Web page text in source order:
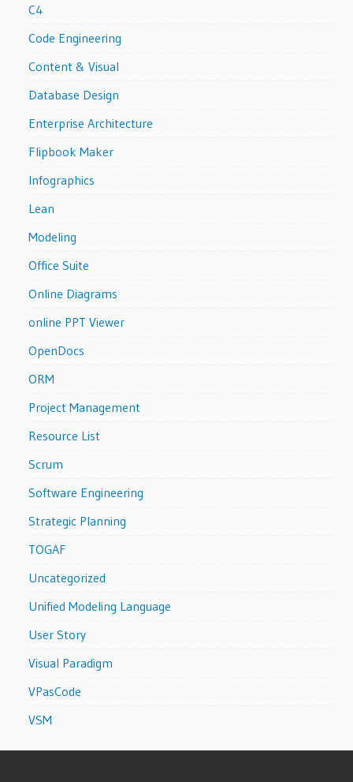
C4
Code Engineering
Content & Visual
Database Design
Enterprise Architecture
Flipbook Maker
Infographics
Lean
Modeling
Office Suite
Online Diagrams
online PPT Viewer
OpenDocs
ORM
Project Management
Resource List
Scrum
Software Engineering
Strategic Planning
TOGAF
Uncategorized
Unified Modeling Language
User Story
Visual Paradigm
VPasCode
VSM